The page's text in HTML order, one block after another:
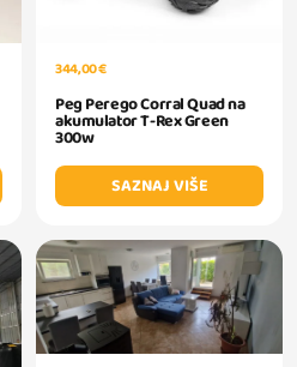
344,00 €
Peg Perego Corral Quad na
akumulator T-Rex Green
300w
SAZNAJ VIŠE